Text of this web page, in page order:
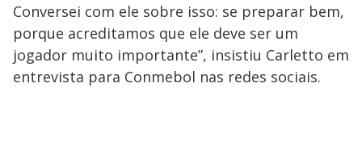
Conversei com ele sobre isso: se preparar bem,
porque acreditamos que ele deve ser um
jogador muito importante”, insistiu Carletto em
entrevista para Conmebol nas redes sociais.